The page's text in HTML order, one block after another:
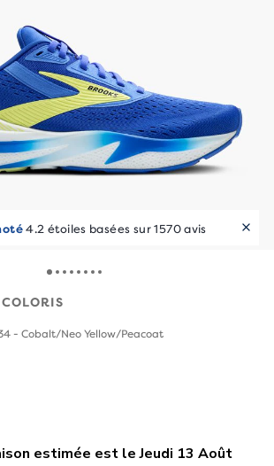
4.2 étoiles basées sur 1570 avis
- Cobalt/Neo Yellow/Peacoat